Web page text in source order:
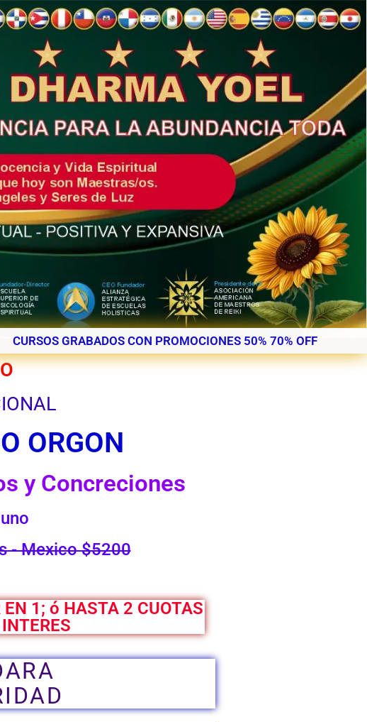
CURSOS GRABADOS CON PROMOCIONES 50% 70% OFF
ORGON
y Concreciones
- Mexico $5200
1; ó HASTA 2 CUOTAS